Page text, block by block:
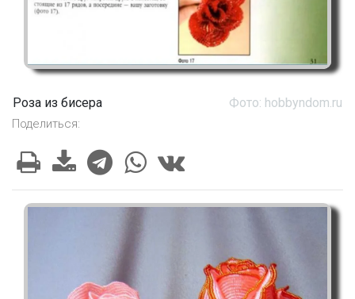
Роза из бисера Фото: hobbyndom.ru
Поделиться: